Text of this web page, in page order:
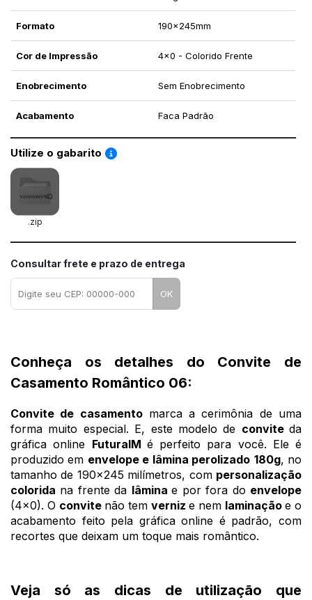
Formato 190x245mm
Cor de Impressão 4x0 - Colorido Frente
Enobrecimento Sem Enobrecimento
Acabamento Faca Padrão
Utilize o gabarito Saiba como utilizar os nossos gabaritos
.zip
Consultar frete e prazo de entrega
OK
Conheça os detalhes do Convite de
Casamento Romântico 06:
Convite de casamentomarca a cerimônia de uma
forma muito especial. E, este modelo de convite da
gráfica online FuturaIM é perfeito para você. Ele é
produzido em envelope e lâmina perolizado 180g, no
tamanho de 190x245 milímetros, com personalização
colorida na frente da lâminae por fora do envelope
(4x0). O convite não tem verniz e nem laminação e o
acabamento feito pela gráfica online é padrão, com
recortes que deixam um toque mais romântico.
Veja só as dicas de utilização que